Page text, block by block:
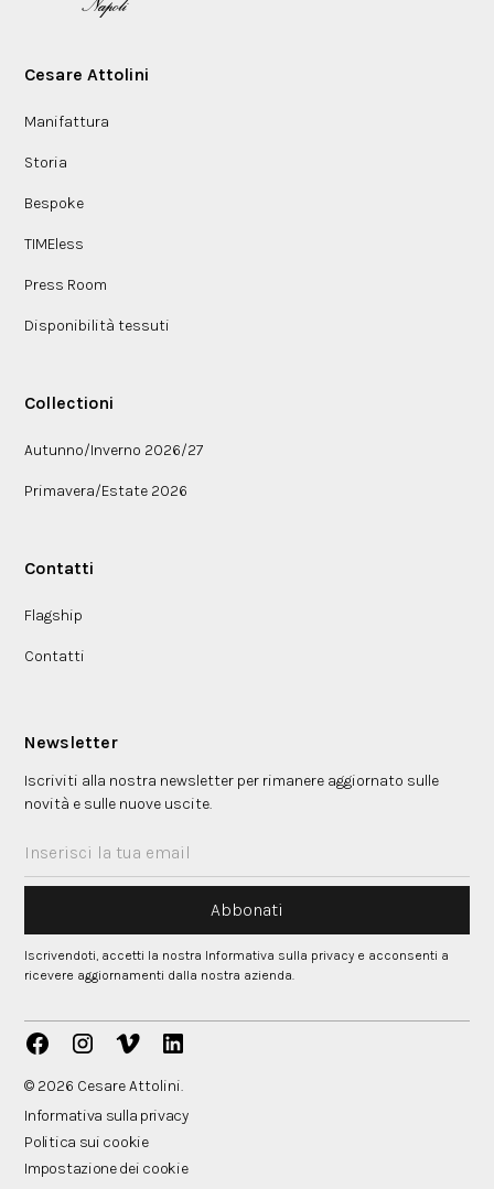
Cesare Attolini
Manifattura
Storia
Bespoke
TIMEless
Press Room
Disponibilità tessuti
Collectioni
Autunno/Inverno 2026/27
Primavera/Estate 2026
Contatti
Flagship
Contatti
Newsletter
Iscriviti alla nostra newsletter per rimanere aggiornato sulle
novità e sulle nuove uscite.
Iscrivendoti, accetti la nostra Informativa sulla privacy e acconsenti a
ricevere aggiornamenti dalla nostra azienda.
© 2026 Cesare Attolini.
Informativa sulla privacy
Politica sui cookie
Impostazione dei cookie